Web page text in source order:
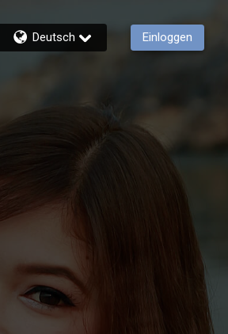
Deutsch Einloggen